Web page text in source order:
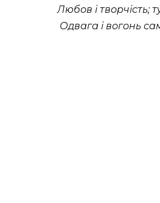
Любов i творчiсть;
Одвага i вогонь